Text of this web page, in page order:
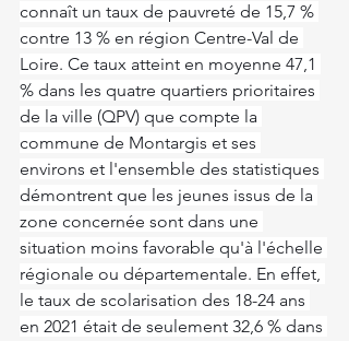
connaît un taux de pauvreté de 15,7 %
contre 13 % en région Centre-Val de
Loire. Ce taux atteint en moyenne 47,1
% dans les quatre quartiers prioritaires
de la ville (QPV) que compte la
commune de Montargis et ses
environs et l'ensemble des statistiques
démontrent que les jeunes issus de la
zone concernée sont dans une
situation moins favorable qu'à l'échelle
régionale ou départementale. En effet,
le taux de scolarisation des 18-24 ans
en 2021 était de seulement 32,6 % dans